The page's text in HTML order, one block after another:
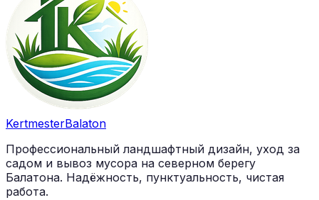
KertmesterBalaton
Профессиональный ландшафтный дизайн, уход за
садом и вывоз мусора на северном берегу
Балатона. Надёжность, пунктуальность, чистая
работа.